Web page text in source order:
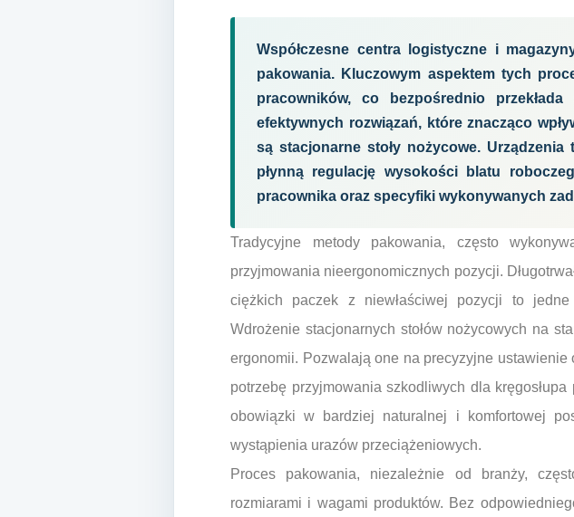
Współczesne centra logistyczne i
pakowania. Kluczowym aspektem tych
pracowników, co bezpośrednio
efektywnych rozwiązań, które znacząco
są stacjonarne stoły nożycowe.
płynną regulację wysokości blatu
pracownika oraz specyfiki wykonywanych
Tradycyjne metody pakowania, często
przyjmowania nieergonomicznych pozycji.
ciężkich paczek z niewłaściwej pozycji to
Wdrożenie stacjonarnych stołów nożycowych na
ergonomii. Pozwalają one na precyzyjne
potrzebę przyjmowania szkodliwych dla
obowiązki w bardziej naturalnej i komfortowej
wystąpienia urazów przeciążeniowych.
Proces pakowania, niezależnie od branży,
rozmiarami i wagami produktów. Bez